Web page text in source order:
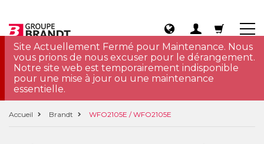
Site Actuellement Fermé pour Maintenance. Nous
vous prions de nous excuser pour le dérangement.
Notre site web est temporairement indisponible
pour une mise à jour ou une maintenance
essentielle.
Accueil Brandt WFO2105E / WFO2105E